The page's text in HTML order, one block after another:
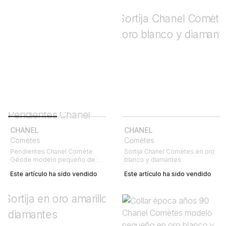
CHANEL
Comètes
Pendientes Chanel Comète
Géode modelo pequeño de
Este artículo ha sido vendido
CHANEL
Comètes
Sortija Chanel Comètes en oro
blanco y diamantes
Este artículo ha sido vendido